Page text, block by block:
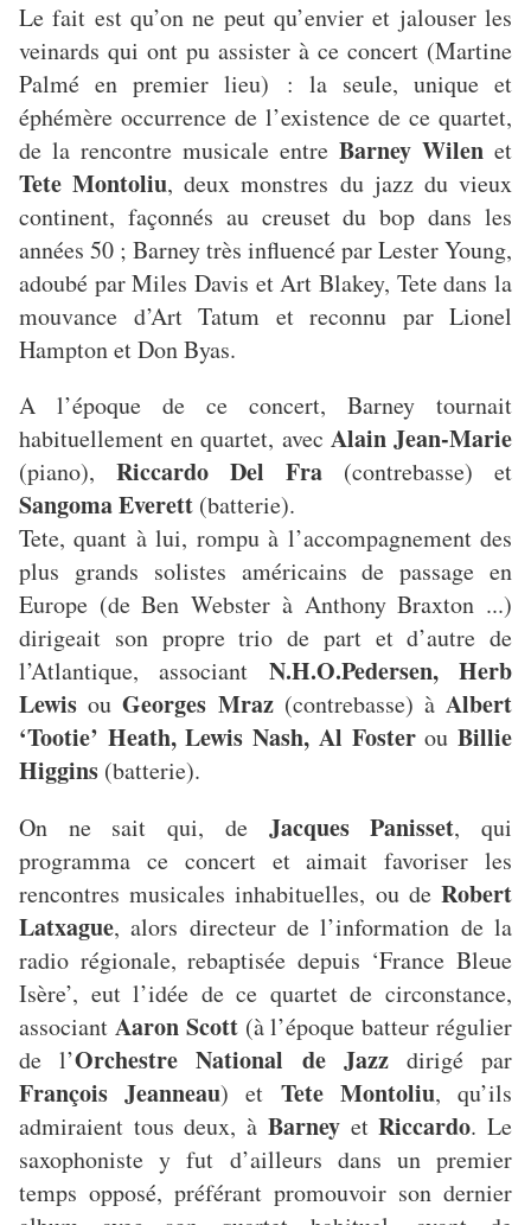
Le fait est qu’on ne peut qu’envier et jalouser les
veinards qui ont pu assister à ce concert (Martine
Palmé en premier lieu) : la seule, unique et
éphémère occurrence de l’existence de ce quartet,
de la rencontre musicale entre Barney Wilen et
Tete Montoliu, deux monstres du jazz du vieux
continent, façonnés au creuset du bop dans les
années 50 ; Barney très influencé par Lester Young,
adoubé par Miles Davis et Art Blakey, Tete dans la
mouvance d’Art Tatum et reconnu par Lionel
Hampton et Don Byas.
A l’époque de ce concert, Barney tournait
habituellement en quartet, avec Alain Jean-Marie
(piano), Riccardo Del Fra (contrebasse) et
Sangoma Everett (batterie).
Tete, quant à lui, rompu à l’accompagnement des
plus grands solistes américains de passage en
Europe (de Ben Webster à Anthony Braxton ...)
dirigeait son propre trio de part et d’autre de
l’Atlantique, associant N.H.O.Pedersen, Herb
Lewis ouGeorges Mraz(contrebasse) àAlbert
‘Tootie’ Heath, Lewis Nash, Al FosterouBillie
Higgins (batterie).
On ne sait qui, de Jacques Panisset, qui
programma ce concert et aimait favoriser les
rencontres musicales inhabituelles, ou de Robert
Latxague, alors directeur de l’information de la
radio régionale, rebaptisée depuis ‘France Bleue
Isère’, eut l’idée de ce quartet de circonstance,
associant Aaron Scott(à l’époque batteur régulier
de l’Orchestre National de Jazzdirigé par
François Jeanneau) et Tete Montoliu, qu’ils
admiraient tous deux, à Barney etRiccardo. Le
saxophoniste y fut d’ailleurs dans un premier
temps opposé, préférant promouvoir son dernier